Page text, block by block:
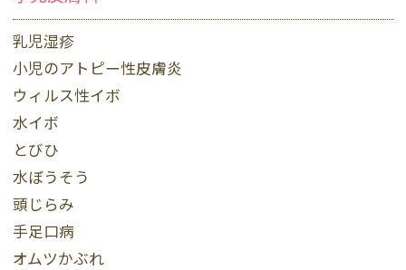
乳児湿疹
小児のアトピー性皮膚炎
ウィルス性イボ
水イボ
とびひ
水ぼうそう
頭じらみ
手足口病
オムツかぶれ